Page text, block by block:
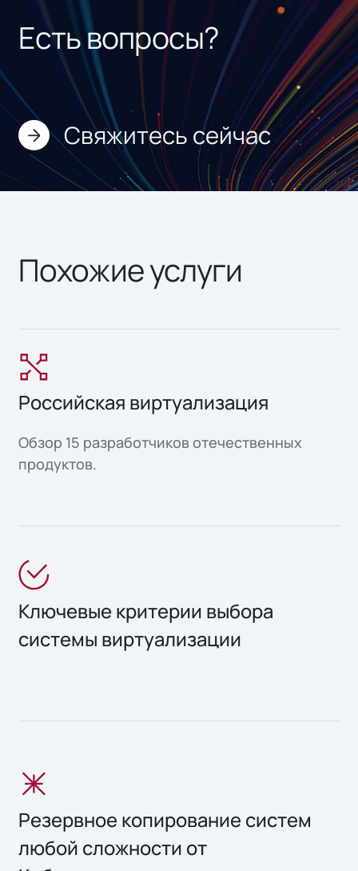
Есть вопросы?
Свяжитесь сейчас
Похожие услуги
Российская виртуализация
Обзор 15 разработчиков отечественных
продуктов.
Ключевые критерии выбора
системы виртуализации
Резервное копирование систем
любой сложности от